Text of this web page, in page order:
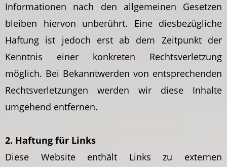
Informationen nach den allgemeinen Gesetzen
bleiben hiervon unberührt. Eine diesbezügliche
Haftung ist jedoch erst ab dem Zeitpunkt der
Kenntnis einer konkreten Rechtsverletzung
möglich. Bei Bekanntwerden von entsprechenden
Rechtsverletzungen werden wir diese Inhalte
umgehend entfernen.
2. Haftung für Links
Diese Website enthält Links zu externen